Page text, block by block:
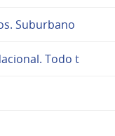
Suburbano
Todo t